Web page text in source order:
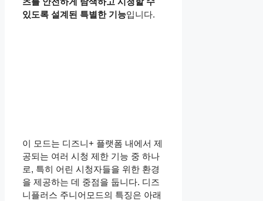
있도록 설계된 특별한 기능입니다.
이 모드는 디즈니+ 플랫폼 내에서 제
공되는 여러 시청 제한 기능 중 하나
로, 특히 어린 시청자들을 위한 환경
을 제공하는 데 중점을 둡니다. 디즈
니플러스 주니어모드의 특징은 아래